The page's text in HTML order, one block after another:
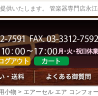
供いたします。 管楽器専門店永
小物 > エアーセル エア コンフォー